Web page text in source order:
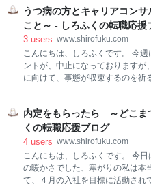
味を持ってクリックしてもらうに
ールが必要です。 例えば、「アカ
し、スカウトすることがあります
に一言でいうと、世界最大級のビ
公開履歴書のデータベースのよう
は、どうすればスカウトされやす
てお話します。 本当に基本のき、
心者の方向けです。 スカウトをさ
あります。それぞれ見ていきます
これはリクルーターとしてスカウ
ることですが、写真を入れるだけ
うつ病の方とキャリアコン
こと～ - しろふくの転職応援
3 users www.shirofuku.com
こんにちは、しろふくです。 今
ントが、中止になっておりますが
に向けて、事態が収束するのを祈
す。 １．心理職の方のコミュニ
ャリアコンサルティング時の注意
感想 １．心理職の方のコミュニケ
にはうつ病が疑われる場合、臨床
セラーなど心理専門職に繋ぎます
ていただいてからでないと、仕事
内定をもらったら ～どこま
くの転職応援ブログ
4 users www.shirofuku.com
こんにちは、しろふくです。 今
の暖かさでした、寒がりの私は本
て、４月の入社を目標に活動され